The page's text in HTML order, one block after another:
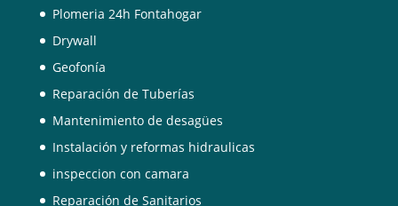
Plomeria 24h Fontahogar
Drywall
Geofonía
Reparación de Tuberías
Mantenimiento de desagües
Instalación y reformas hidraulicas
inspeccion con camara
Reparación de Sanitarios